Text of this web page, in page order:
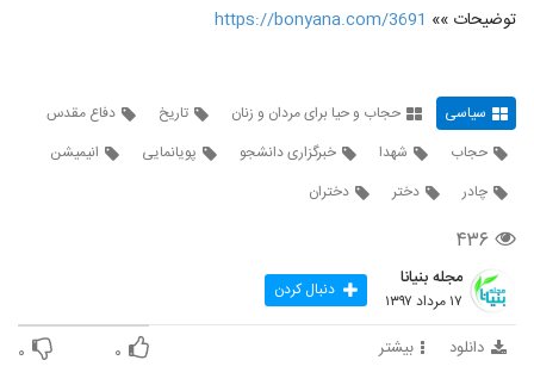
توضیحات »» https://bonyana.com/3691
سیاسی حجاب و حیا برای مردان و زنان تاریخ
دفاع مقدس
حجاب
شهدا خبرگزاری دانشجو پویانمایی
انیمیشن
چادر
دختر دختران
۴۳۶
مجله بنیانا
۱۷ مرداد ۱۳۹۷ دنبال کردن
دانلود بیشتر ۰ ۰